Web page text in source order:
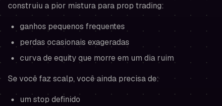
construiu a pior mistura para prop trading:
ganhos pequenos frequentes
perdas ocasionais exageradas
curva de equity que morre em um dia ruim
Se você faz scalp, você ainda precisa de:
um stop definido